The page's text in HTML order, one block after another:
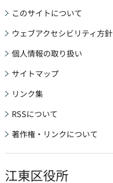
このサイトについて
ウェブアクセシビリティ方針
個人情報の取り扱い
サイトマップ
リンク集
RSSについて
著作権・リンクについて
江東区役所